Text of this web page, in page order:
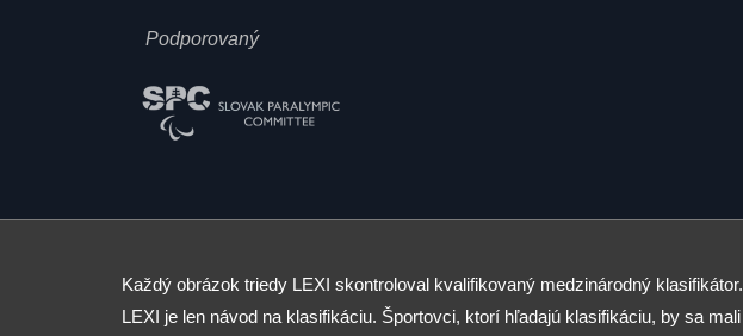
Podporovaný
Každý obrázok triedy LEXI skontroloval kvalifikovaný medzinárodný klasifikátor.
LEXI je len návod na klasifikáciu. Športovci, ktorí hľadajú klasifikáciu, by sa mali